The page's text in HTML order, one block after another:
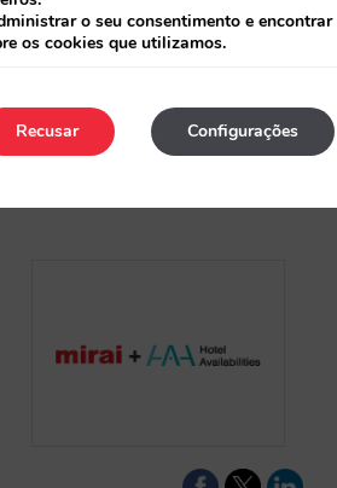
o seu consentimento e encontrar
os cookies que utilizamos.
Configurações
Recusar